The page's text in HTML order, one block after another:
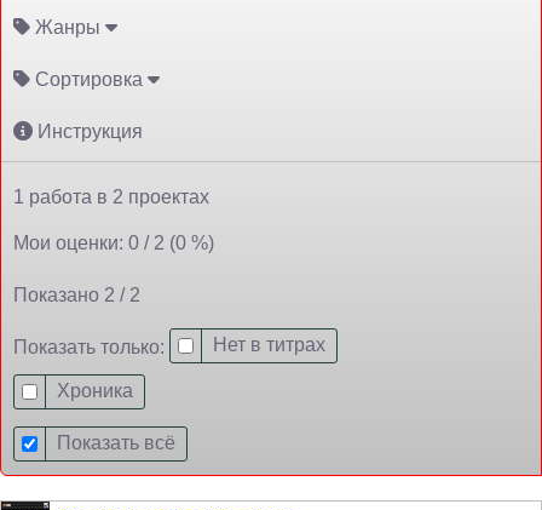
Жанры
Сортировка
Инструкция
1 работа в 2 проектах
Мои оценки: 0 / 2 (0 %)
Показано 2 / 2
Показать только: Нет в титрах
Хроника
Показать всё